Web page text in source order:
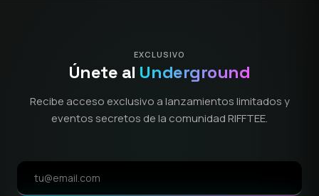
EXCLUSIVO
Únete al Underground
Recibe acceso exclusivo a lanzamientos limitados y
eventos secretos de la comunidad RIFFTEE.